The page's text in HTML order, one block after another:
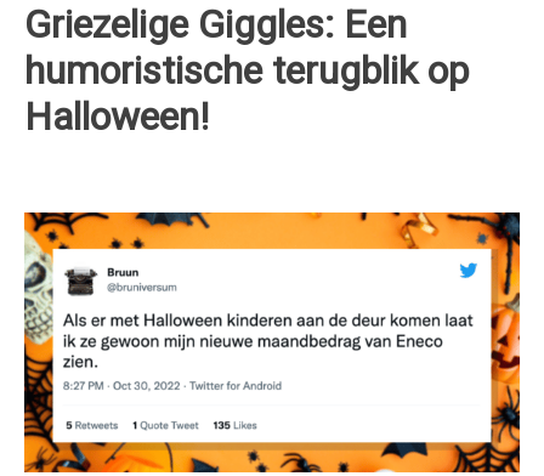
Griezelige Giggles: Een
humoristische terugblik op
Halloween!